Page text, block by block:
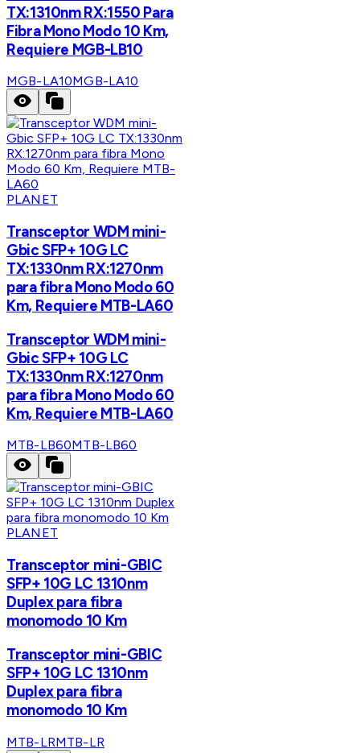
TX:1310nm RX:1550 Para
Fibra Mono Modo 10 Km,
Requiere MGB-LB10
MGB-LA10MGB-LA10
PLANET
Transceptor WDM mini-
Gbic SFP+ 10G LC
TX:1330nm RX:1270nm
para fibra Mono Modo 60
Km, Requiere MTB-LA60
Transceptor WDM mini-
Gbic SFP+ 10G LC
TX:1330nm RX:1270nm
para fibra Mono Modo 60
Km, Requiere MTB-LA60
MTB-LB60MTB-LB60
PLANET
Transceptor mini-GBIC
SFP+ 10G LC 1310nm
Duplex para fibra
monomodo 10 Km
Transceptor mini-GBIC
SFP+ 10G LC 1310nm
Duplex para fibra
monomodo 10 Km
MTB-LRMTB-LR